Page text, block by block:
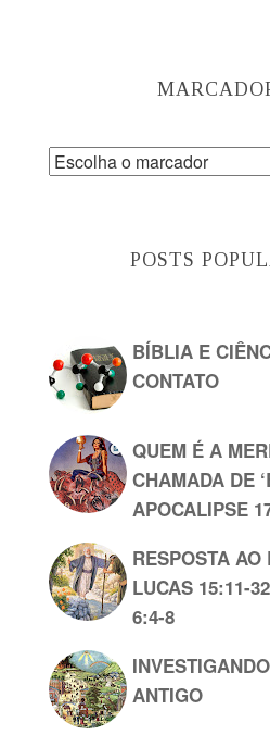
POSTS
BÍBLIA E
CONTATO
QUEM É A
CHAMADA DE
APOCALIPSE
RESPOSTA AO
LUCAS 15:11-
6:4-8
ANTIGO